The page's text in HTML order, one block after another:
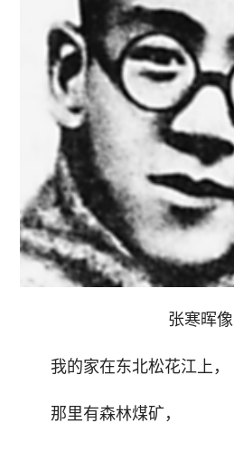
张寒晖像
我的家在东北松花江上，
那里有森林煤矿，